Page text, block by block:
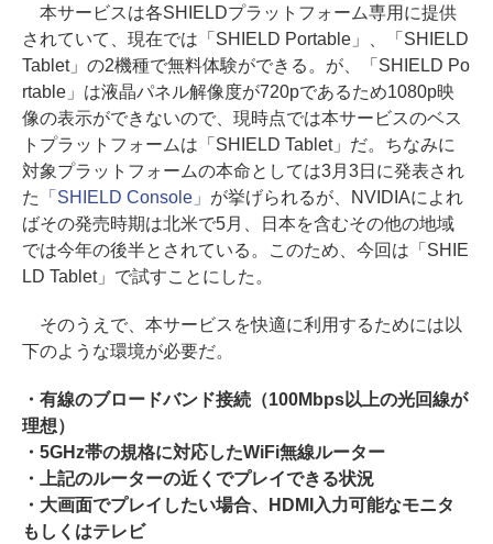
本サービスは各SHIELDプラットフォーム専用に提供
されていて、現在では「SHIELD Portable」、「SHIELD
Tablet」の2機種で無料体験ができる。が、「SHIELD Po
rtable」は液晶パネル解像度が720pであるため1080p映
像の表示ができないので、現時点では本サービスのベス
トプラットフォームは「SHIELD Tablet」だ。ちなみに
対象プラットフォームの本命としては3月3日に発表され
た
「SHIELD Console」 が挙げられるが、NVIDIAによれ
ばその発売時期は北米で5月、日本を含むその他の地域
では今年の後半とされている。このため、今回は「SHIE
LD Tablet」で試すことにした。
そのうえで、本サービスを快適に利用するためには以
下のような環境が必要だ。
・有線のブロードバンド接続（100Mbps以上の光回線が
理想）
・5GHz帯の規格に対応したWiFi無線ルーター
・上記のルーターの近くでプレイできる状況
・大画面でプレイしたい場合、HDMI入力可能なモニタ
もしくはテレビ